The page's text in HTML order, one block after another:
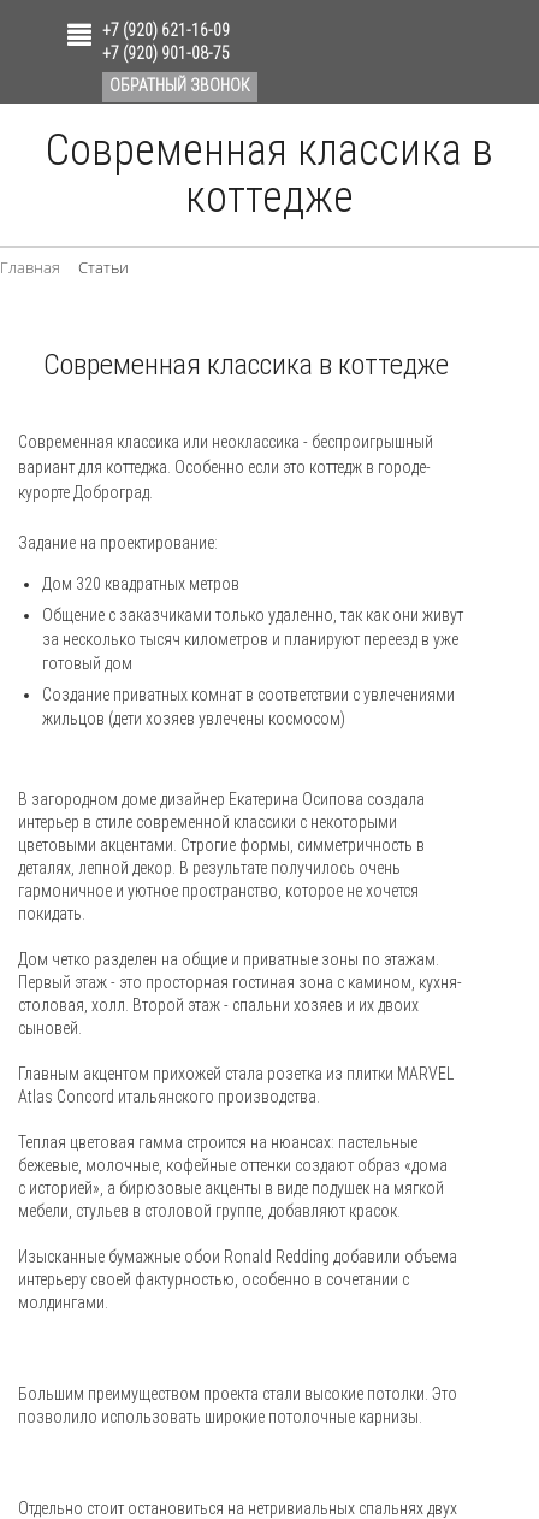
+7 (920) 621-16-09
+7 (920) 901-08-75
ОБРАТНЫЙ ЗВОНОК
Современная классика в
коттедже
Главная Статьи
Современная классика в коттедже
Современная классика или неоклассика - беспроигрышный
вариант для коттеджа. Особенно если это коттедж в городе-
курорте Доброград.
Задание на проектирование:
Дом 320 квадратных метров
Общение с заказчиками только удаленно, так как они живут
за несколько тысяч километров и планируют переезд в уже
готовый дом
Создание приватных комнат в соответствии с увлечениями
жильцов (дети хозяев увлечены космосом)
В загородном доме дизайнер Екатерина Осипова создала
интерьер в стиле современной классики с некоторыми
цветовыми акцентами. Строгие формы, симметричность в
деталях, лепной декор. В результате получилось очень
гармоничное и уютное пространство, которое не хочется
покидать.
Дом четко разделен на общие и приватные зоны по этажам.
Первый этаж - это просторная гостиная зона с камином, кухня-
столовая, холл. Второй этаж - спальни хозяев и их двоих
сыновей.
Главным акцентом прихожей стала розетка из плитки MARVEL
Atlas Concord итальянского производства.
Теплая цветовая гамма строится на нюансах: пастельные
бежевые, молочные, кофейные оттенки создают образ «дома
с историей», а бирюзовые акценты в виде подушек на мягкой
мебели, стульев в столовой группе, добавляют красок.
Изысканные бумажные обои Ronald Redding добавили объема
интерьеру своей фактурностью, особенно в сочетании с
молдингами.
Большим преимуществом проекта стали высокие потолки. Это
позволило использовать широкие потолочные карнизы.
Отдельно стоит остановиться на нетривиальных спальнях двух